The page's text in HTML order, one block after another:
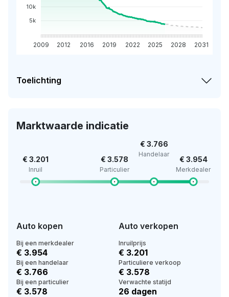
10k
5k
2009 2012 2016 2019 2022 2025 2028 2031
Toelichting
Marktwaarde indicatie
€ 3.201
Inruil
€ 3.578
Particulier
€ 3.766
Handelaar
€ 3.954
Merkdealer
Auto kopen
Bij een merkdealer
€ 3.954
Bij een handelaar
€ 3.766
Bij een particulier
€ 3.578
Auto verkopen
Inruilprijs
€ 3.201
Particuliere verkoop
€ 3.578
Verwachte statijd
26 dagen